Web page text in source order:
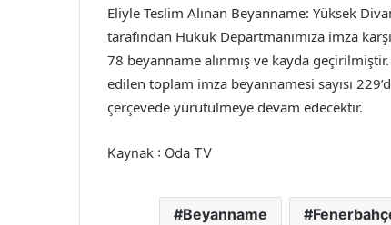
Eliyle Teslim Alınan Beyanname: Yüksek
tarafından Hukuk Departmanımıza imza
78 beyanname alınmış ve kayda
edilen toplam imza beyannamesi sayısı
çerçevede yürütülmeye devam edecektir.
Kaynak : Oda TV
Beyanname